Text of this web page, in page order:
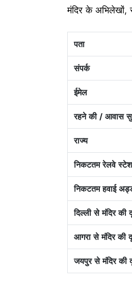
मंदिर के अभिलेखों,
पता
संपर्क
ईमेल
रहने की / आवास
राज्य
निकटतम रेलवे
निकटतम हवाई
दिल्ली से मंदिर की
आगरा से मंदिर की
जयपुर से मंदिर की